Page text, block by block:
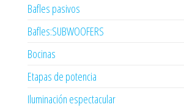
Bafles pasivos
Bafles:SUBWOOFERS
Bocinas
Etapas de potencia
Iluminación espectacular